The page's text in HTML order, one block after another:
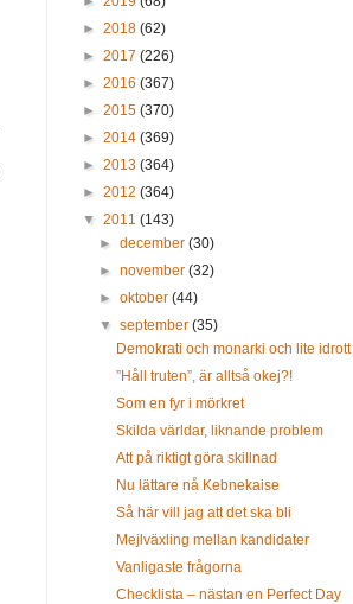
► 2018 (62)
► 2017 (226)
► 2016 (367)
► 2015 (370)
► 2014 (369)
► 2013 (364)
► 2012 (364)
▼ 2011 (143)
► december (30)
► november (32)
► oktober (44)
▼ september (35)
Demokrati och monarki och lite idrott
”Håll truten”, är alltså okej?!
Som en fyr i mörkret
Skilda världar, liknande problem
Att på riktigt göra skillnad
Nu lättare nå Kebnekaise
Så här vill jag att det ska bli
Mejlväxling mellan kandidater
Vanligaste frågorna
Checklista – nästan en Perfect Day